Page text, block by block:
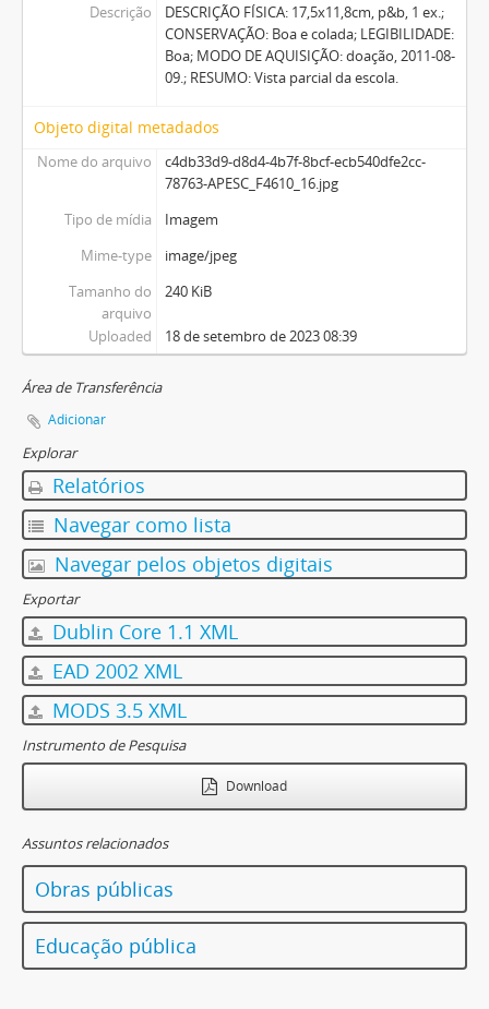
Descrição
DESCRIÇÃO FÍSICA: 17,5x11,8cm, p&b, 1 ex.;
CONSERVAÇÃO: Boa e colada; LEGIBILIDADE:
Boa; MODO DE AQUISIÇÃO: doação, 2011-08-
09.; RESUMO: Vista parcial da escola.
Objeto digital metadados
Nome do arquivo
c4db33d9-d8d4-4b7f-8bcf-ecb540dfe2cc-
78763-APESC_F4610_16.jpg
Tipo de mídia
Imagem
Mime-type
image/jpeg
Tamanho do
arquivo
240 KiB
Uploaded 18 de setembro de 2023 08:39
Área de Transferência
Adicionar
Explorar
Relatórios
Navegar como lista
Navegar pelos objetos digitais
Exportar
Dublin Core 1.1 XML
EAD 2002 XML
MODS 3.5 XML
Instrumento de Pesquisa
Download
Assuntos relacionados
Obras públicas
Educação pública